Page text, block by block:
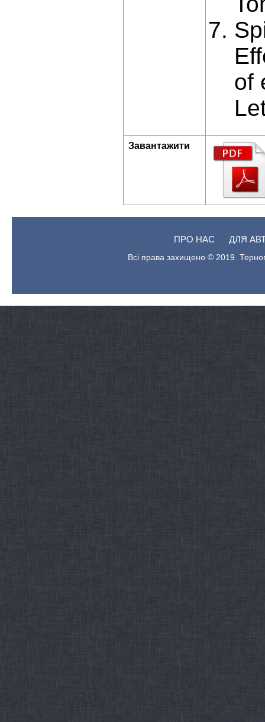
of
Завантажити
ПРО НАС ДЛЯ
Всі права захищено © 2019.